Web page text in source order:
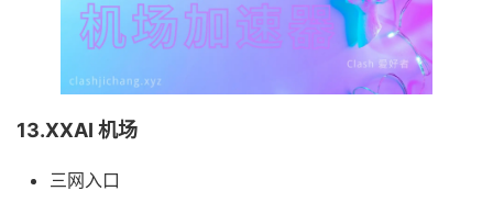
13.XXAI 机场
三网入口